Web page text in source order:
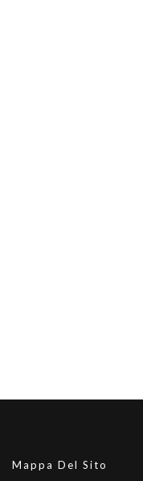
Mappa Del Sito